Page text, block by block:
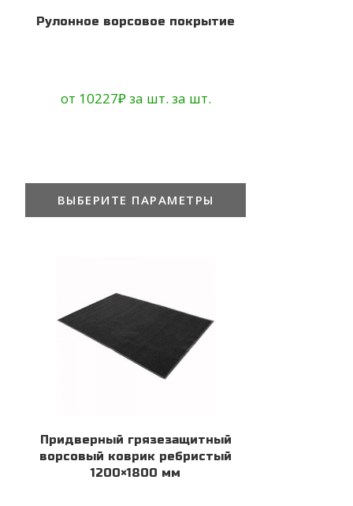
Рулонное ворсовое покрытие
от 10227₽за шт. за шт.
ВЫБЕРИТЕ ПАРАМЕТРЫ
Придверный грязезащитный
ворсовый коврик ребристый
1200×1800 мм